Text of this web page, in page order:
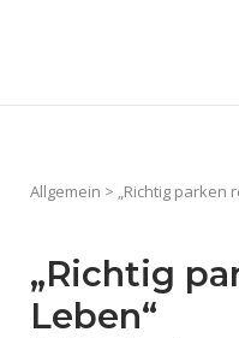
Allgemein > „Richtig parken
„Richtig
Leben“